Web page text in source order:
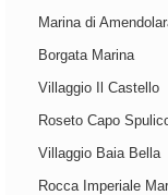
Marina di
Borgata Marina
Villaggio Il Castello
Roseto Capo
Villaggio Baia Bella
Rocca Imperiale